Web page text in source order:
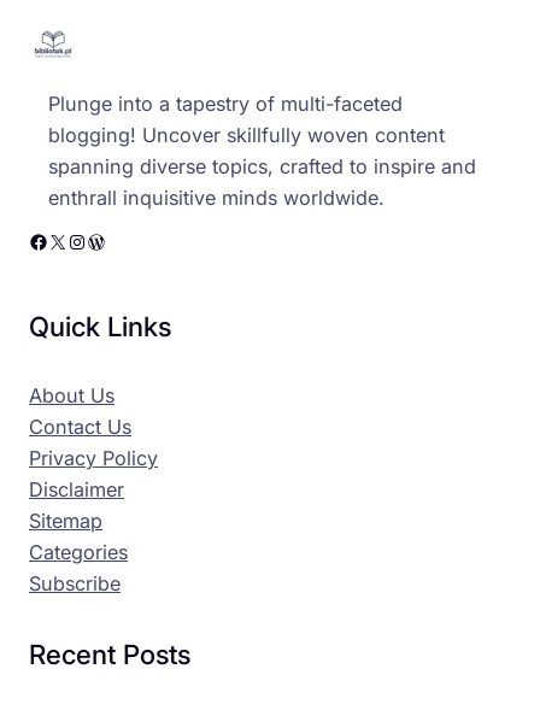
Plunge into a tapestry of multi-faceted
blogging! Uncover skillfully woven content
spanning diverse topics, crafted to inspire and
enthrall inquisitive minds worldwide.
Facebook X Instagram WordPress
Quick Links
About Us
Contact Us
Privacy Policy
Disclaimer
Sitemap
Categories
Subscribe
Recent Posts